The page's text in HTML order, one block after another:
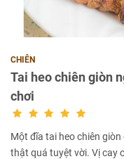
CHIÊN
Tai heo chiên giòn
chơi
Một đĩa tai heo chiên
thật quá tuyệt vời. Vị cay